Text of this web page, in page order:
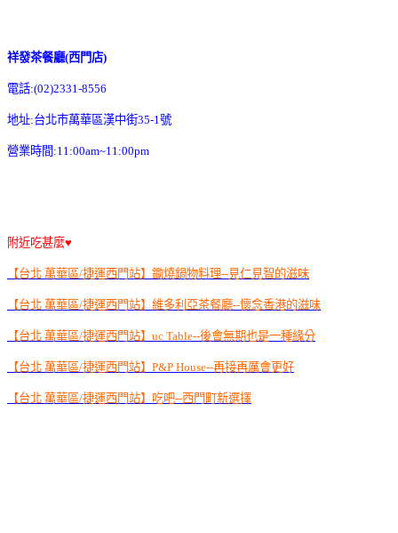
祥發茶餐廳(西門店)
電話:(02)2331-8556
地址:台北市萬華區漢中街35-1號
營業時間:11:00am~11:00pm
附近吃甚麼♥
【台北 萬華區/捷運西門站】鋤燒鍋物料理--見仁見智的滋味
【台北 萬華區/捷運西門站】維多利亞茶餐廳--懷念香港的滋味
【台北 萬華區/捷運西門站】uc Table--後會無期也是一種緣分
【台北 萬華區/捷運西門站】P&P House--再接再厲會更好
【台北 萬華區/捷運西門站】吃吧--西門町新選擇